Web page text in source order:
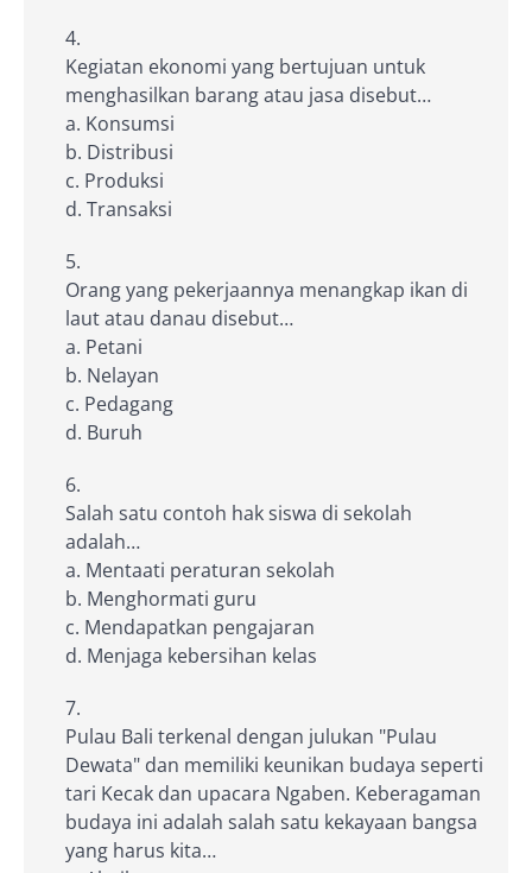
Kegiatan ekonomi yang bertujuan untuk
menghasilkan barang atau jasa disebut…
a. Konsumsi
b. Distribusi
c. Produksi
d. Transaksi
Orang yang pekerjaannya menangkap ikan di
laut atau danau disebut…
a. Petani
b. Nelayan
c. Pedagang
d. Buruh
Salah satu contoh hak siswa di sekolah
adalah…
a. Mentaati peraturan sekolah
b. Menghormati guru
c. Mendapatkan pengajaran
d. Menjaga kebersihan kelas
Pulau Bali terkenal dengan julukan "Pulau
Dewata" dan memiliki keunikan budaya seperti
tari Kecak dan upacara Ngaben. Keberagaman
budaya ini adalah salah satu kekayaan bangsa
yang harus kita…